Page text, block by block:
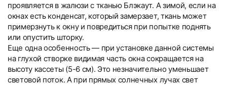
проявляется в жалюзи с тканью Блэкаут. А зимой, если на
окнах есть конденсат, который замерзает, ткань может
примерзнуть к окну и повредиться при попытке поднять
или опустить шторку.
Еще одна особенность — при установке данной системы
на глухой створке видимая часть окна сокращается на
высоту кассеты (5-6 см). Это незначительно уменьшает
световой поток. А при прямых солнечных лучах свет